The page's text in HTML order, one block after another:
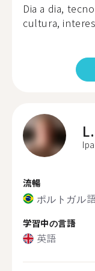
Dia a dia,
cultura,
L.
流暢
ポルトガル
学習中の言語
英語